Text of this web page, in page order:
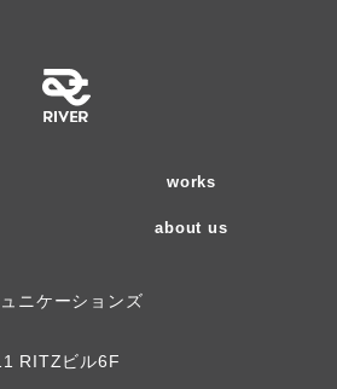
works
about us
ニケーションズ
RITZビル6F